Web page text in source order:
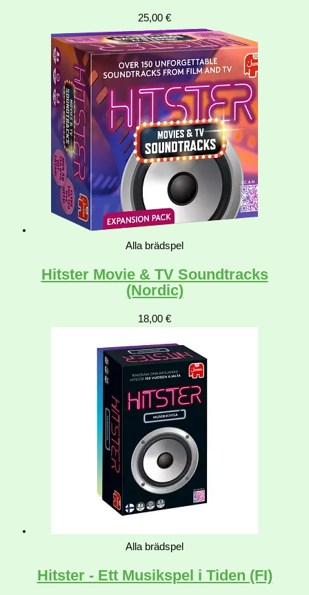
25,00 €
Alla brädspel
Hitster Movie & TV Soundtracks
(Nordic)
18,00 €
Alla brädspel
Hitster - Ett Musikspel i Tiden (FI)